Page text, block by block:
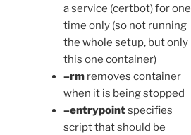
a service (certbot) for one
time only (so not running
the whole setup, but only
this one container)
–rmremoves container
when it is being stopped
–entrypointspecifies
script that should be